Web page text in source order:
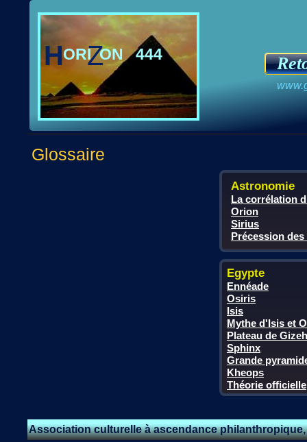
Egypte
Ennéade
Osiris
Isis
Mythe d'Isis et
Plateau de Gizeh
Sphinx
Grande
Kheops
Théorie officielle
Astronomie
La corrélation
Orion
Sirius
Précession
Glossaire
Z
ORI ON 444
H
Association culturelle à ascendance